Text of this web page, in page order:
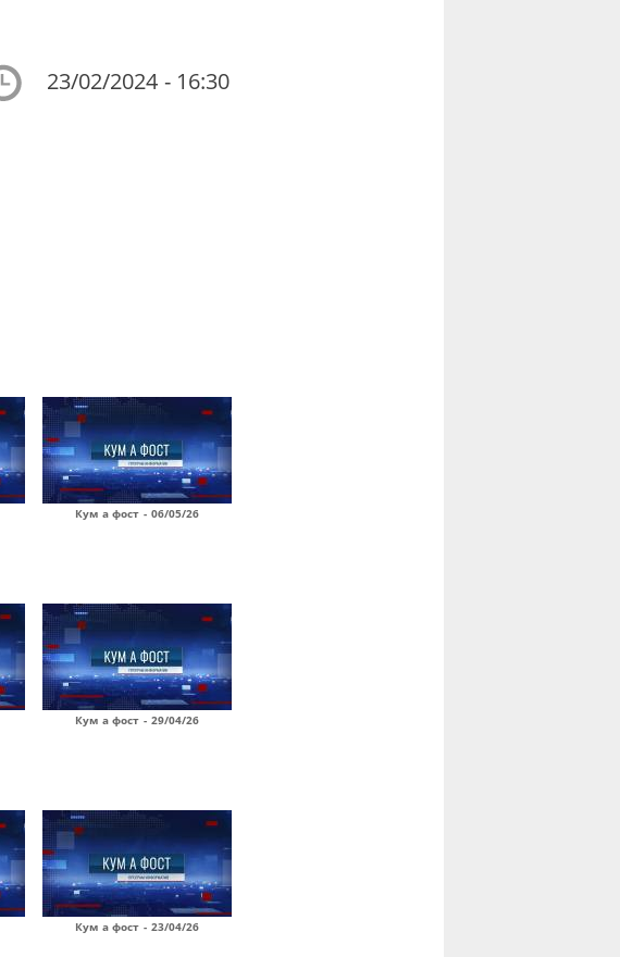
23/02/2024 - 16:30
Кум а фост - 06/05/26
Кум а фост - 29/04/26
Кум а фост - 23/04/26